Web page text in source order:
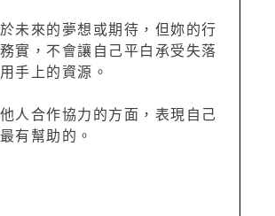
未來的夢想或期待，但妳的行
實，不會讓自己平白承受失落
手上的資源。
人合作協力的方面，表現自己
有幫助的。